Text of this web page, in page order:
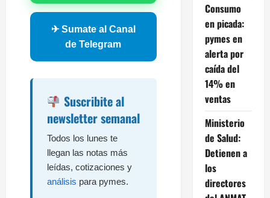
✈ Sumate al Canal
de Telegram
Suscribite al
newsletter semanal
Todos los lunes te
llegan las notas más
leídas, cotizaciones y
análisis para pymes.
Consumo
en picada:
pymes en
alerta por
caída del
14% en
ventas
Ministerio
de Salud:
Detienen a
los
directores